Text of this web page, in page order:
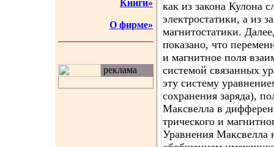
Книги»
О фирме»
реклама
как из закона Кулона
электростатики, а из
магнитостатики.
показано, что
и магнитное поля
системой связанных
эту систему
сохранения заряда),
Максвелла в
трического и
Уравнения Максвелла